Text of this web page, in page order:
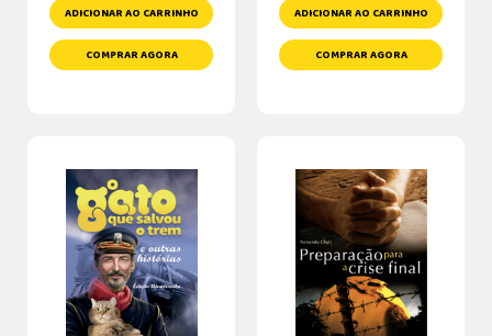
ADICIONAR AO CARRINHO
COMPRAR AGORA
ADICIONAR AO CARRINHO
COMPRAR AGORA